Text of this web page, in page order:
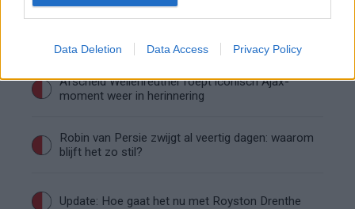
Data Deletion Data Access Privacy Policy
wereldkampioen worden
Afscheid Wellenreuther roept iconisch Ajax-
moment weer in herinnering
Robin van Persie zwijgt al veertig dagen: waarom
blijft het zo stil?
Update: Hoe gaat het nu met Royston Drenthe